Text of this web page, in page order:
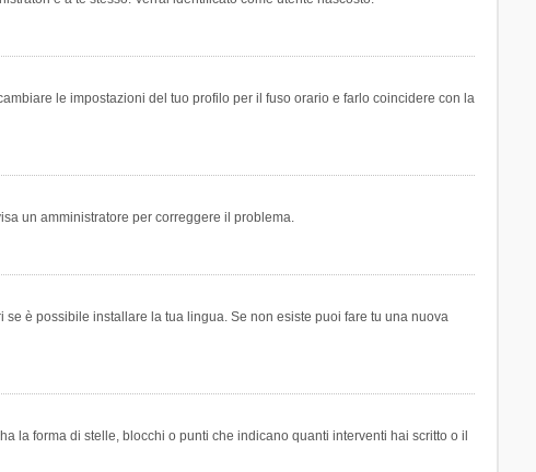
le impostazioni del tuo profilo per il fuso orario e farlo coincidere con la
un amministratore per correggere il problema.
è possibile installare la tua lingua. Se non esiste puoi fare tu una nuova
la forma di stelle, blocchi o punti che indicano quanti interventi hai scritto o il